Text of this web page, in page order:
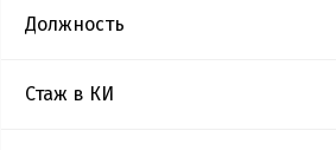
Должность
Стаж в КИ